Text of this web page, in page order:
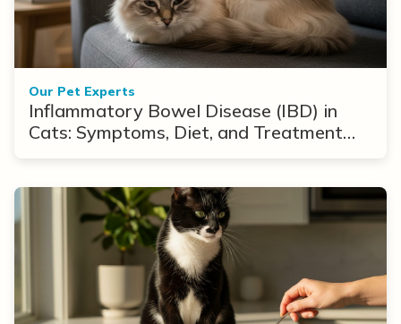
Our Pet Experts
Inflammatory Bowel Disease (IBD) in
Cats: Symptoms, Diet, and Treatment